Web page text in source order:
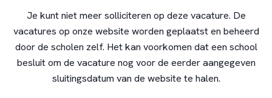
Je kunt niet meer solliciteren op deze vacature. De
vacatures op onze website worden geplaatst en beheerd
door de scholen zelf. Het kan voorkomen dat een school
besluit om de vacature nog voor de eerder aangegeven
sluitingsdatum van de website te halen.